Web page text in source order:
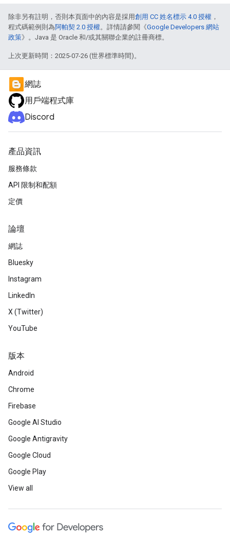
除非另有註明，否則本頁面中的內容是採用創用 CC 姓名標示 4.0 授權 ，
程式碼範例則為阿帕契 2.0 授權。詳情請參閱《Google Developers 網站
政策》。Java 是 Oracle 和/或其關聯企業的註冊商標。
上次更新時間：2025-07-26 (世界標準時間)。
網誌
用戶端程式庫
Discord
產品資訊
服務條款
API 限制和配額
定價
論壇
網誌
Bluesky
Instagram
LinkedIn
X (Twitter)
YouTube
版本
Android
Chrome
Firebase
Google AI Studio
Google Antigravity
Google Cloud
Google Play
View all